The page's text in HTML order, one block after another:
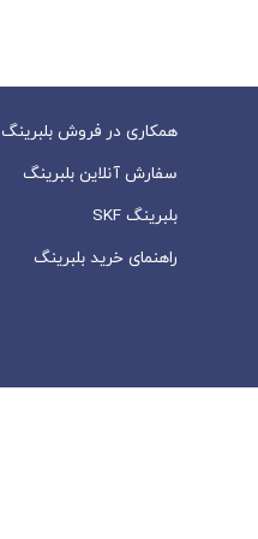
همکاری در فروش بلبرینگ
سفارش آنلاین بلبرینگ
بلبرینگ SKF
راهنمای خرید بلبرینگ